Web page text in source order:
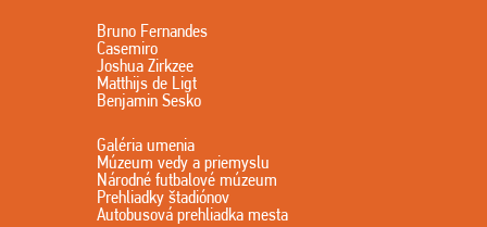
Bruno Fernandes
Casemiro
Joshua Zirkzee
Matthijs de Ligt
Benjamin Sesko
Galéria umenia
Múzeum vedy a priemyslu
Národné futbalové múzeum
Prehliadky štadiónov
Autobusová prehliadka mesta